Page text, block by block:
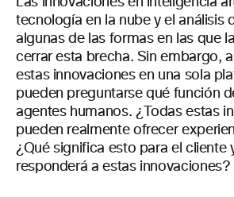
tecnología en la nube y el análisis
algunas de las formas en las que
cerrar esta brecha. Sin embargo,
estas innovaciones en una sola
pueden preguntarse qué función
agentes humanos. ¿Todas estas
pueden realmente ofrecer
¿Qué significa esto para el cliente
responderá a estas innovaciones?